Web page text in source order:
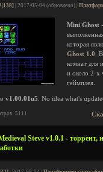
| 2017-05-04 (обновлено) |
Mini Ghost
которая
Ghost 1.0 .
комнат для
и около 2-х
геймплея.
v1.00.01u5 . No idea what's
5111
Steve v1.0.1 - торрент,